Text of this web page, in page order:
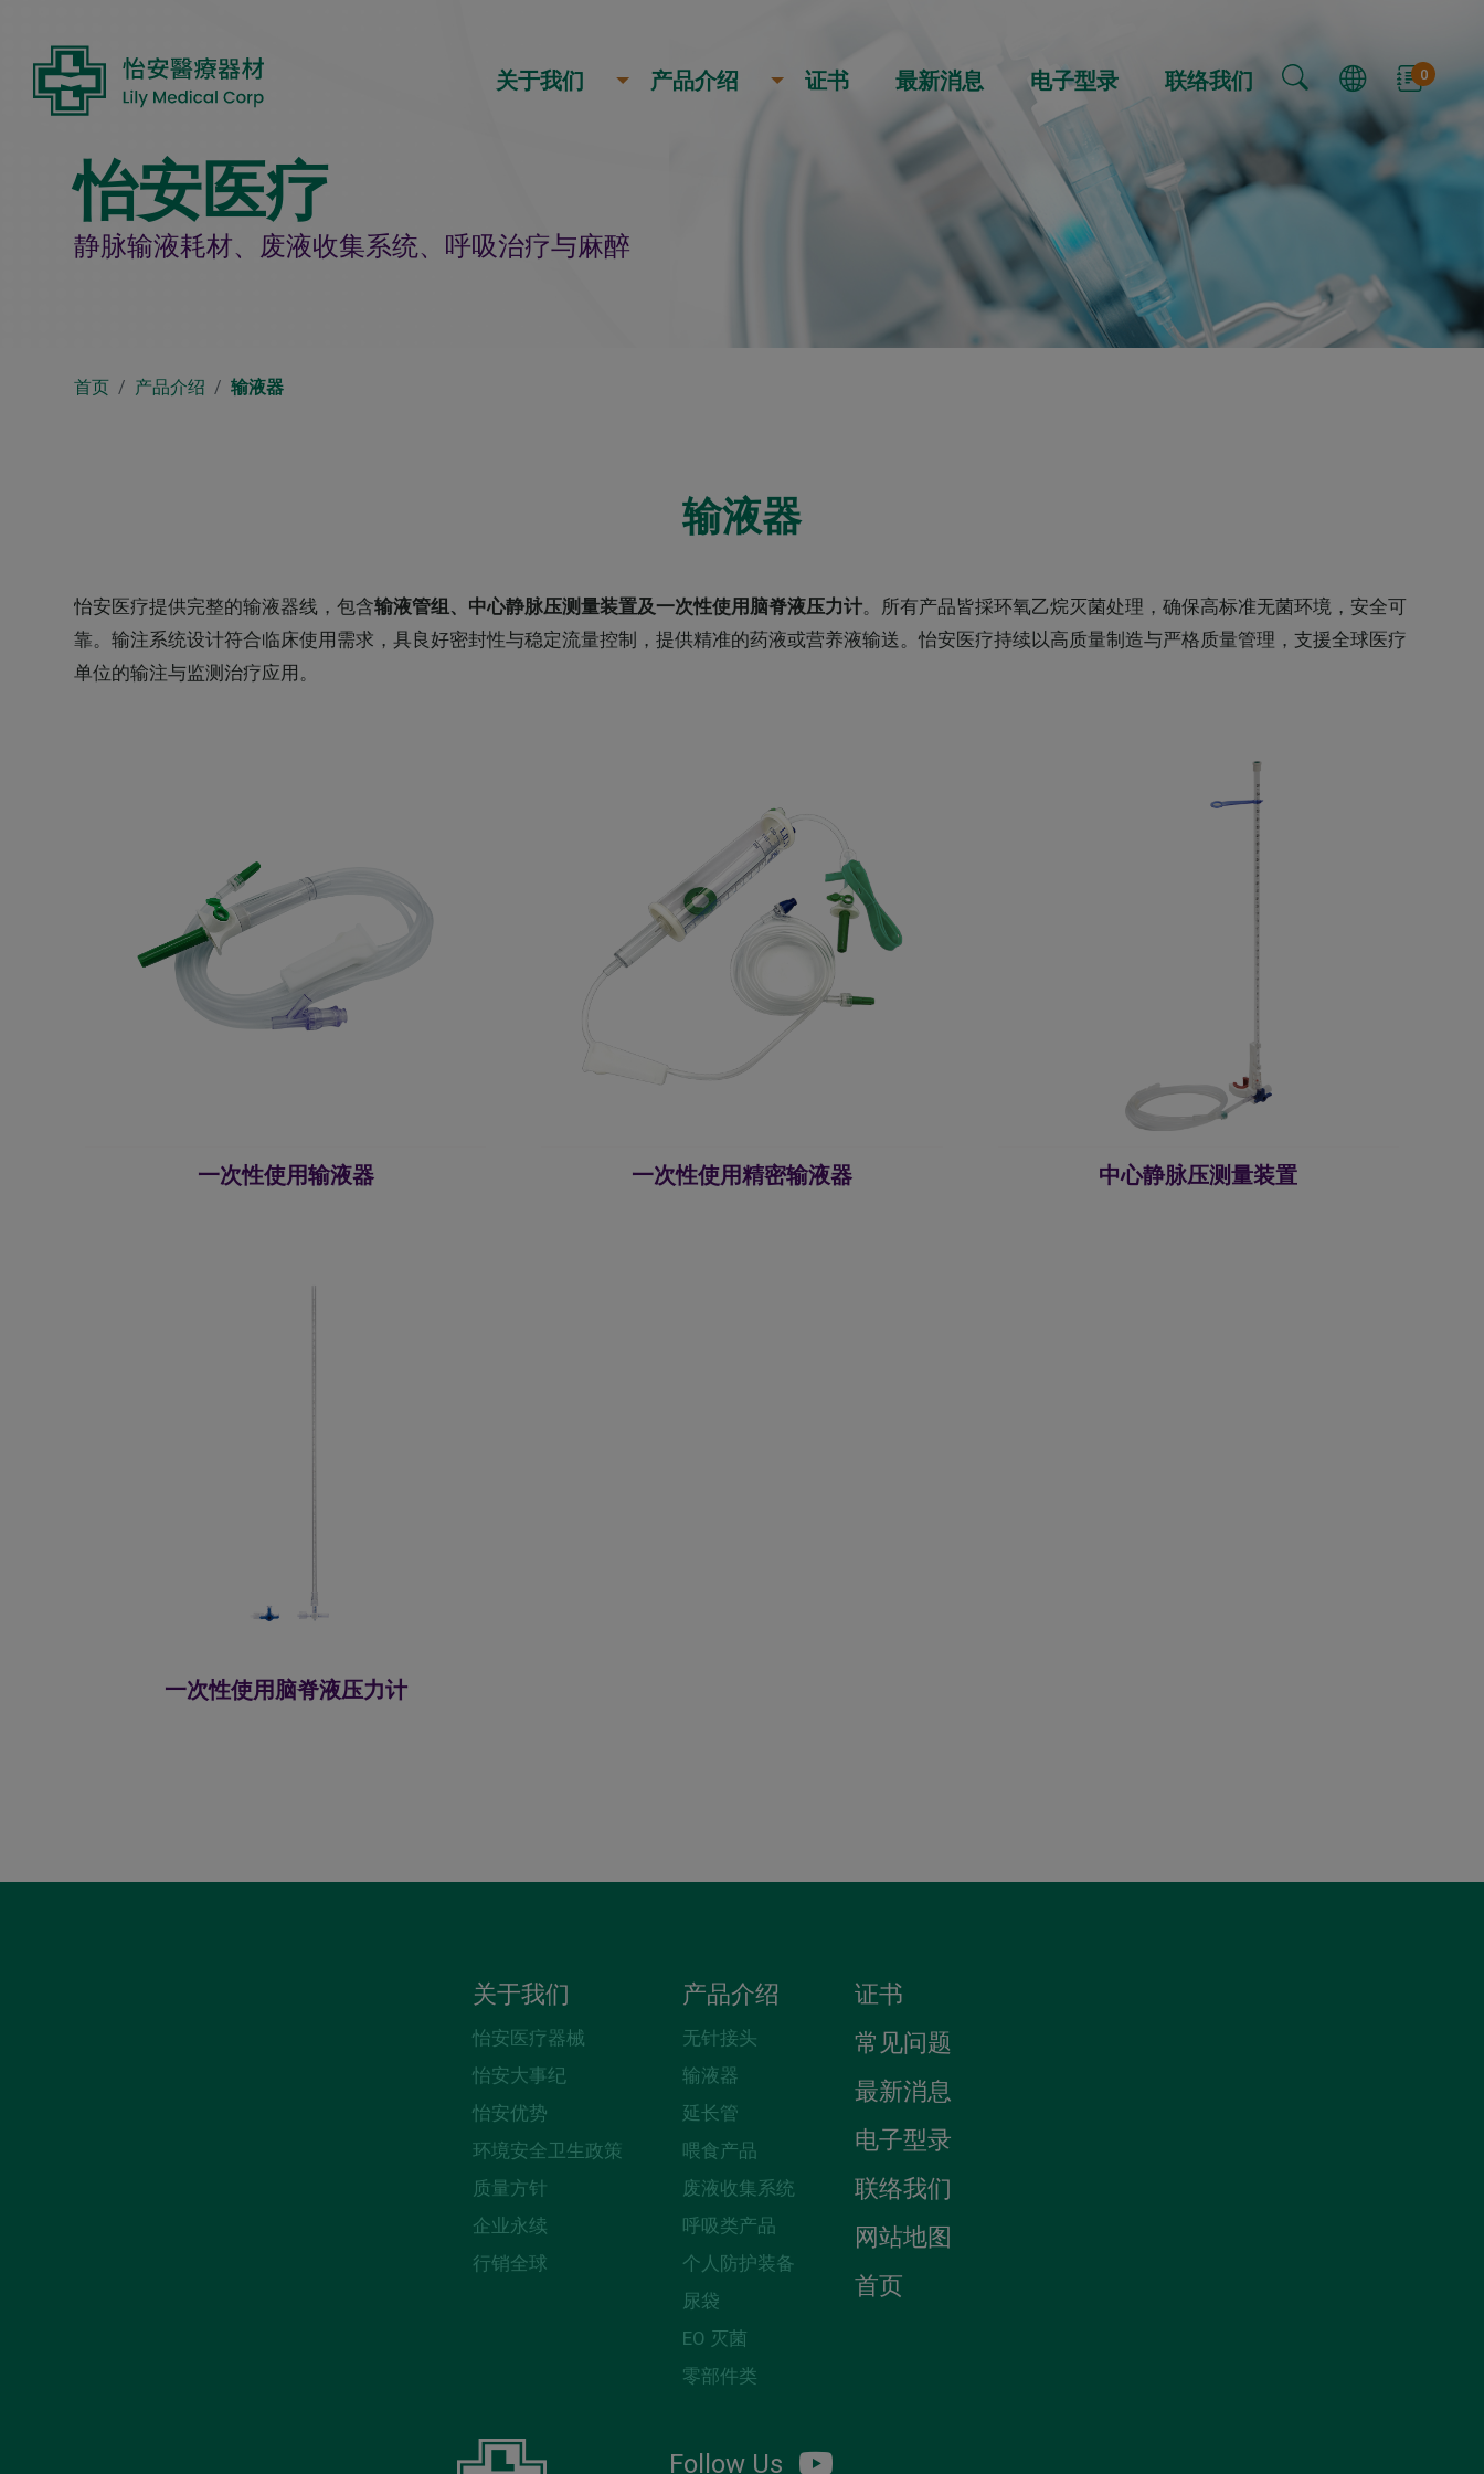
0
关于我们 产品介绍 证书 最新消息 电子型录 联络我们
怡安医疗
静脉输液耗材、废液收集系统、呼吸治疗与麻醉
首页 产品介绍 输液器
输液器
怡安医疗提供完整的输液器线，包含输液管组、中心静脉压测量装置及一次性使用脑脊液压力计。所有产品皆採环氧乙烷灭菌处理，确保高标准无菌环境，安全可
靠。输注系统设计符合临床使用需求，具良好密封性与稳定流量控制，提供精准的药液或营养液输送。怡安医疗持续以高质量制造与严格质量管理，支援全球医疗
单位的输注与监测治疗应用。
一次性使用输液器 一次性使用精密输液器 中心静脉压测量装置
一次性使用脑脊液压力计
关于我们
怡安医疗器械
怡安大事纪
怡安优势
环境安全卫生政策
质量方针
企业永续
行销全球
产品介绍
无针接头
输液器
延长管
喂食产品
废液收集系统
呼吸类产品
个人防护装备
尿袋
EO 灭菌
零部件类
证书
常见问题
最新消息
电子型录
联络我们
网站地图
首页
Follow Us